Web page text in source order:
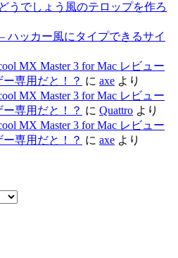
うでしょう風のテロップを作ろ
ハッカー風にタイプできるサイ
MX Master 3 for Mac レビュー
専用だと！？ に axe より
MX Master 3 for Mac レビュー
専用だと！？ に Quattro より
MX Master 3 for Mac レビュー
専用だと！？ に axe より